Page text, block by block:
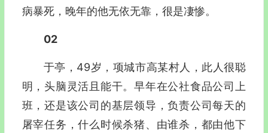
病暴死，晚年的他无依无靠，很是凄惨。
02
于亭，49岁，项城市高某村人，此人很聪
明，头脑灵活且能干。早年在公社食品公司上
班，还是该公司的基层领导，负责公司每天的
屠宰任务，什么时候杀猪、由谁杀，都由他下